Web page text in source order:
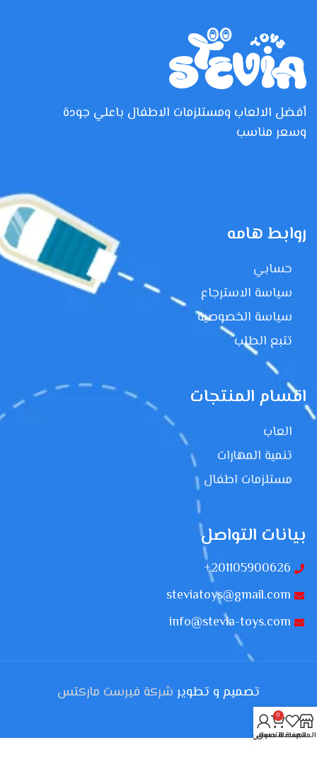
أفضل الالعاب ومستلزمات الاطفال باعلي جودة
وسعر مناسب
روابط هامه
حسابي
سياسة الاسترجاع
سياسة الخصوصية
تتبع الطلب
اقسام المنتجات
العاب
تنمية المهارات
مستلزمات اطفال
بيانات التواصل
201105900626+
steviatoys@gmail.com
info@stevia-toys.com
تصميم و تطوير شركة فيرست ماركتس
المتجرالمفضلة
0
سلة التسوق
حسابي